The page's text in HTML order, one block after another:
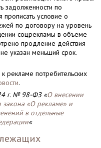
задолженности по
прописать условие о
по договору на уровень
соцрекламы в объеме
продление действия
указан меньший срок.
рекламе потребительских
.
г. № 98-ФЗ «О внесении
закона «О рекламе» и
в отдельные
«